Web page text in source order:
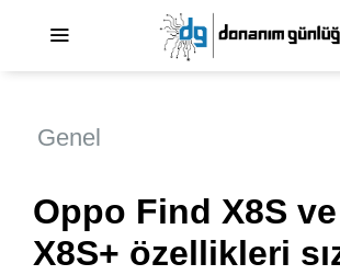
Genel
Oppo Find X8S
X8S+ özellikleri